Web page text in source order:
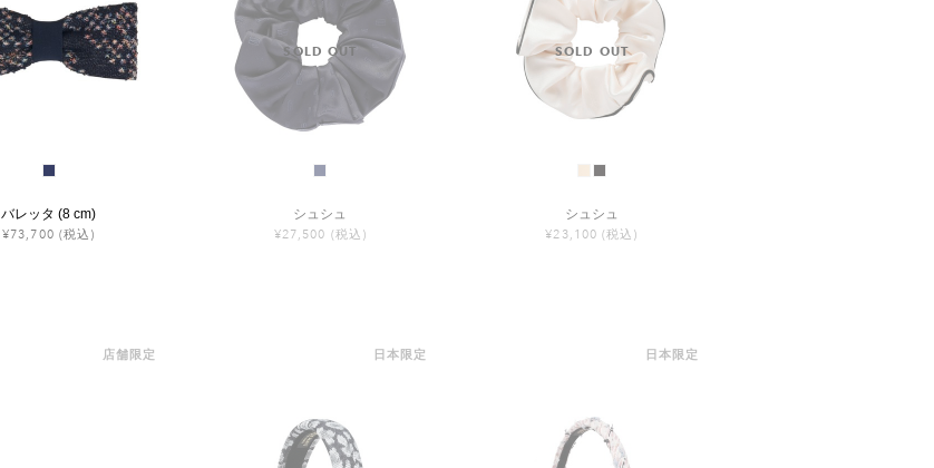
バレッタ (8 cm)
¥73,700 (税込)
シュシュ
¥27,500 (税込)
シュシュ
¥23,100 (税込)
店舗限定 日本限定 日本限定